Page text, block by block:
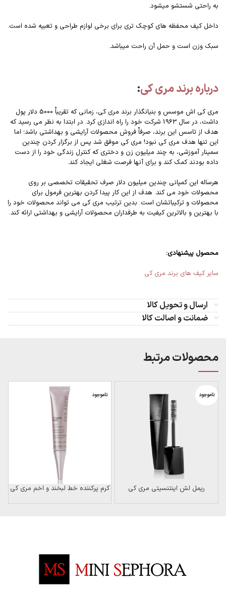
به راحتی شستشو میشود.
داخل کیف محفظه های کوچک تری برای برخی لوازم طراحی و تعبیه شده است.
سبک وزن است و حمل آن راحت میباشد.
درباره برند مری کی:
مری کی اش موسس و بنیانگذار برند مری کی، زمانی که تقریباٌ 5000 دلار پول
داشت، در سال 1963 شرکت خود را راه اندازی کرد. در ابتدا به نظر می رسید که
هدف از تاسس این برند، صرفاٌ فروش محصولات آرایشی و بهداشتی باشد؛ اما
این تنها هدف مری کی نبود! مری کی موفق شد پس از برگزار کردن چندین
سمینار آموزشی، به چند میلیون زن و دختری که کنترل زندگی خود را از دست
داده بودند کمک کند و برای آنها فرصت شغلی ایجاد کند.
هرساله این کمپانی چندین میلیون دلار صرف تحقیقات تخصصی بر روی
محصولات خود می کند. هدف از این کار پیدا کردن بهترین فرمول برای
محصولات و ترکیباتشان است. بدین ترتیب مری کی می تواند محصولات خود را
با بهترین و بالاترین کیفیت به طرفداران محصولات آرایشی و بهداشتی ارائه کند.
محصول پیشنهادی:
سایر کیف های برند مری کی
ارسال و تحویل کالا
ضمانت و اصالت کالا
محصولات مرتبط
ناموجود
ریمل لش اینتنسیتی مری کی
ناموجود
کرم پرکننده خط لبخند و اخم مری کی